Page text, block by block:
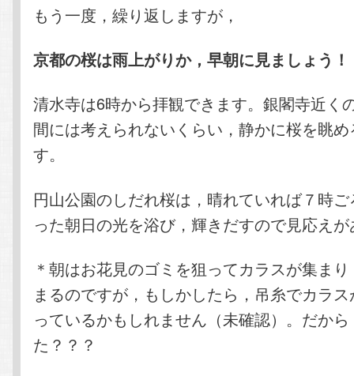
もう一度，繰り返しますが，
京都の桜は雨上がりか，早朝に見ましょう！
清水寺は6時から拝観できます。銀閣寺近く
間には考えられないくらい，静かに桜を眺
す。
円山公園のしだれ桜は，晴れていれば７時
った朝日の光を浴び，輝きだすので見応え
＊朝はお花見のゴミを狙ってカラスが集ま
まるのですが，もしかしたら，吊糸でカラ
っているかもしれません（未確認）。だか
た？？？